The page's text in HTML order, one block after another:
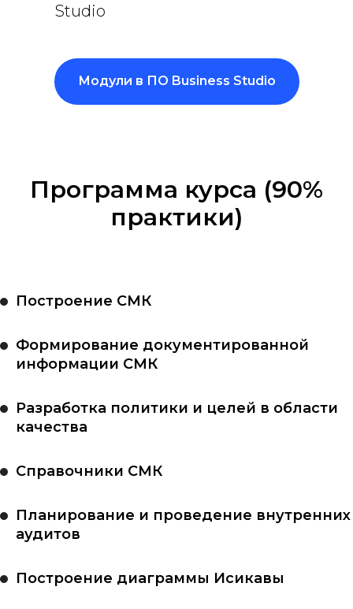
Studio
Модули в ПО Business Studio
Программа курса (90%
практики)
Построение СМК
Формирование документированной
информации СМК
Разработка политики и целей в области
качества
Справочники СМК
Планирование и проведение внутренних
аудитов
Построение диаграммы Исикавы